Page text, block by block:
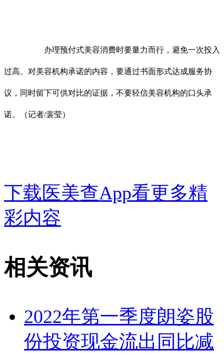
办理预付式美容消费时要量力而行，避免一次投入
过高。对美容机构承诺的内容，要通过书面形式达成服务协
议，同时留下可供对比的证据，不要轻信美容机构的口头承
诺。（记者/裴莹）
下载医美查App看更多精
彩内容
相关资讯
2022年第一季度朗姿股
份投资现金流出同比减